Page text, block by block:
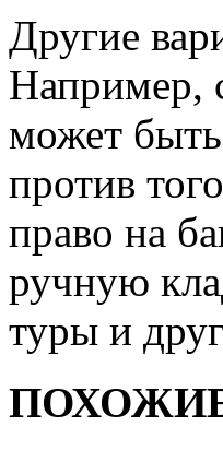
Другие
Например,
может
против
право на
ручную
туры и